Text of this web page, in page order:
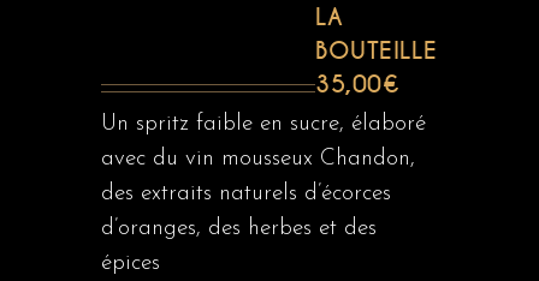
LA
BOUTEILLE
35,00€
Un spritz faible en sucre, élaboré
avec du vin mousseux Chandon,
des extraits naturels d’écorces
d’oranges, des herbes et des
épices